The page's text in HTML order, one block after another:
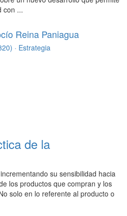
con ...
Reina Paniagua
· Estrategia
de la
su sensibilidad hacia
los productos que compran y los
solo en lo referente al producto o